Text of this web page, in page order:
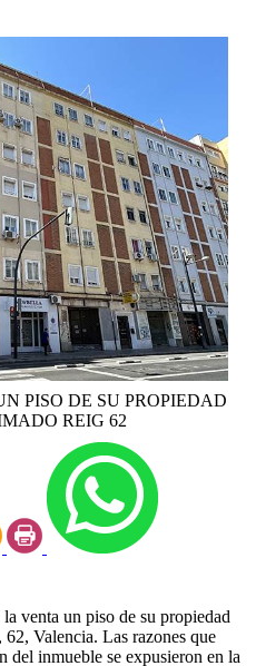
PISO DE SU PROPIEDAD
REIG 62
venta un piso de su propiedad
Valencia. Las razones que
del inmueble se expusieron en la